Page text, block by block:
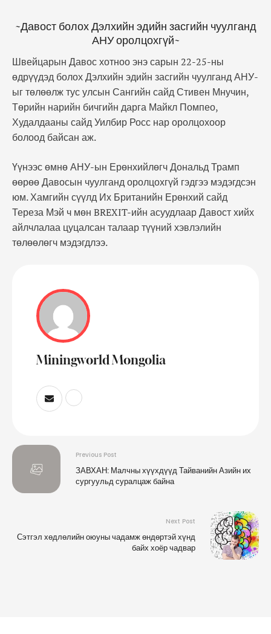
~Давост болох Дэлхийн эдийн засгийн чуулганд
АНУ оролцохгүй~
Швейцарын Давос хотноо энэ сарын 22-25-ны
өдрүүдэд болох Дэлхийн эдийн засгийн чуулганд АНУ-
ыг төлөөлж тус улсын Сангийн сайд Стивен Мнучин,
Төрийн нарийн бичгийн дарга Майкл Помпео,
Худалдааны сайд Уилбир Росс нар оролцохоор
болоод байсан аж.
Үүнээс өмнө АНУ-ын Ерөнхийлөгч Дональд Трамп
өөрөө Давосын чуулганд оролцохгүй гэдгээ мэдэгдсэн
юм. Хамгийн сүүлд Их Британийн Ерөнхий сайд
Тереза Мэй ч мөн BREXIT-ийн асуудлаар Давост хийх
айлчлалаа цуцалсан талаар түүний хэвлэлийн
төлөөлөгч мэдэгдлээ.
Miningworld Mongolia
Previous Post
ЗАВХАН: Малчны хүүхдүүд Тайванийн Азийн их
сургуульд суралцаж байна
Next Post
Сэтгэл хөдлөлийн оюуны чадамж өндөртэй хүнд
байх хоёр чадвар